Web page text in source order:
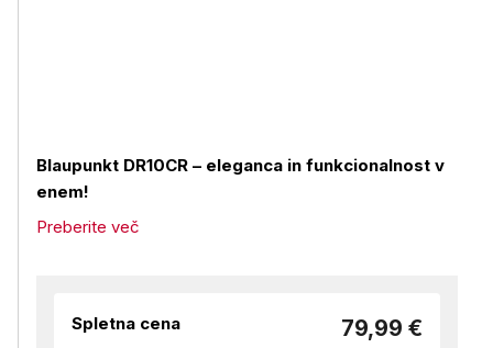
Blaupunkt DR10CR – eleganca in funkcionalnost v
enem!
Preberite več
Spletna cena 79,99 €